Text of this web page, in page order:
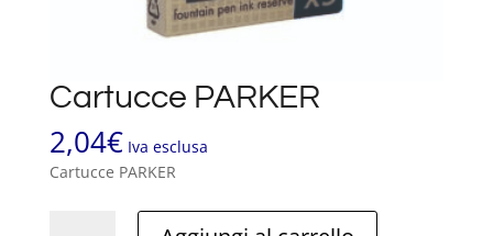
Cartucce PARKER
2,04€ Iva esclusa
Cartucce PARKER